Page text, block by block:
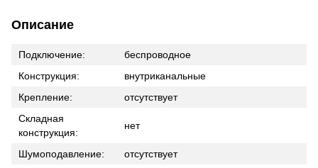
Описание
Подключение:
беспроводное
Конструкция:
внутриканальные
Крепление:
отсутствует
Складная
конструкция:
нет
Шумоподавление:
отсутствует